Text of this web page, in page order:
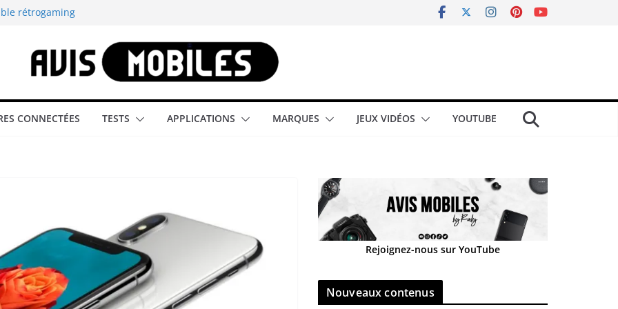
rétrogaming
compact
tous les
CONNECTÉES TESTS APPLICATIONS MARQUES JEUX VIDÉOS YOUTUBE
Rejoignez-nous sur YouTube
Nouveaux contenus